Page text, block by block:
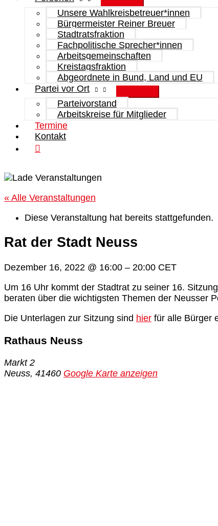
Unsere Wahlkreisbetreuer*innen
Bürgermeister Reiner Breuer
Stadtratsfraktion
Fachpolitische Sprecher*innen
Arbeitsgemeinschaften
Kreistagsfraktion
Abgeordnete in Bund, Land und EU
Partei vor Ort
Parteivorstand
Arbeitskreise für Mitglieder
Termine
Kontakt
« Alle Veranstaltungen
Diese Veranstaltung hat bereits stattgefunden.
Rat der Stadt Neuss
Dezember 16, 2022 @ 16:00 – 20:00 CET
Um 16 Uhr kommt der Stadtrat zu seiner 16.
beraten über die wichtigsten Themen der Neusser
Die Unterlagen zur Sitzung sind hier für alle Bürger
Rathaus Neuss
Markt 2
Neuss, 41460 Google Karte anzeigen